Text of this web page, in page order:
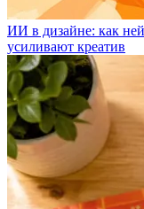
ИИ в дизайне: как
усиливают креатив